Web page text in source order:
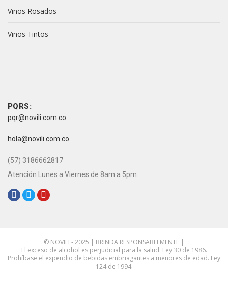
Vinos Rosados
Vinos Tintos
PQRS:
pqr@novili.com.co
hola@novili.com.co
(57) 3186662817
Atención Lunes a Viernes de 8am a 5pm
© NOVILI - 2025 | BRINDA RESPONSABLEMENTE |
El exceso de alcohol es perjudicial para la salud. Ley 30 de 1986.
Prohíbase el expendio de bebidas embriagantes a menores de edad. Ley
124 de 1994.